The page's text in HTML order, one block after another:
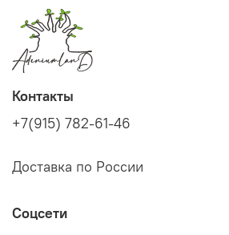
транспортировки, не влияют на
растения.
Перед размещением заказа,
вы прочитали информацию выше, а
заказа и договор оферты, и готовы
растение на этих условиях.
Контакты
+7(915) 782-61-46
Доставка по России
Соцсети